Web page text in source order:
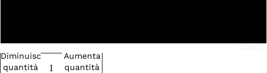
UOMO
Diminuisci
quantità
Aumenta
quantità